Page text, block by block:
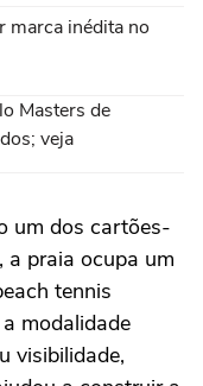
marca inédita no
Masters de
veja
um dos cartões-
a praia ocupa um
tennis
modalidade
visibilidade,